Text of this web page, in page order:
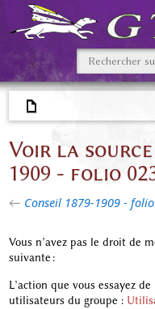
Voir la source
1909 - folio
← Conseil 1879-1909 -
Vous n’avez pas le droit de
suivante :
L’action que vous essayez
utilisateurs du groupe :